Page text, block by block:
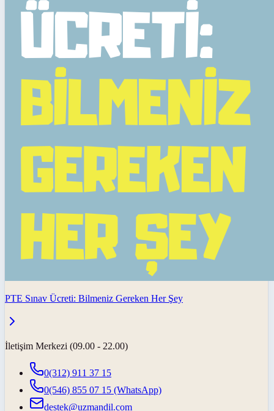
PTE Sınav Ücreti: Bilmeniz Gereken Her Şey
İletişim Merkezi (09.00 - 22.00)
0(312) 911 37 15
0(546) 855 07 15 (WhatsApp)
destek@uzmandil.com